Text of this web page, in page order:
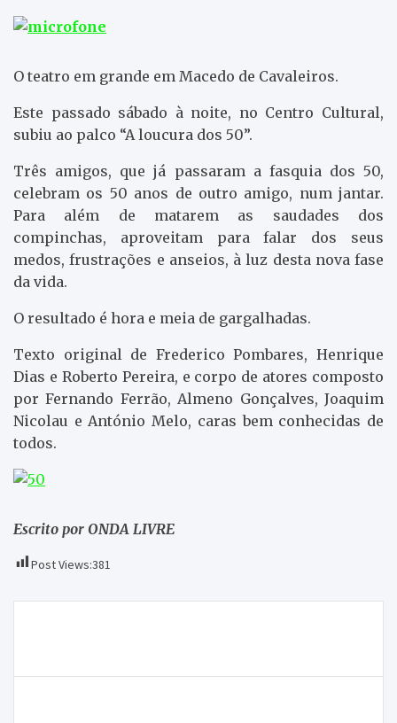
O teatro em grande em Macedo de Cavaleiros.
Este passado sábado à noite, no Centro Cultural,
subiu ao palco “A loucura dos 50”.
Três amigos, que já passaram a fasquia dos 50,
celebram os 50 anos de outro amigo, num jantar.
Para além de matarem as saudades dos
compinchas, aproveitam para falar dos seus
medos, frustrações e anseios, à luz desta nova fase
da vida.
O resultado é hora e meia de gargalhadas.
Texto original de Frederico Pombares, Henrique
Dias e Roberto Pereira, e corpo de atores composto
por Fernando Ferrão, Almeno Gonçalves, Joaquim
Nicolau e António Melo, caras bem conhecidas de
todos.
Escrito por ONDA LIVRE
Post Views:381
artigos